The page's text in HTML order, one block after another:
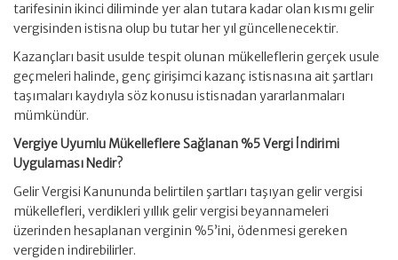
tarifesinin ikinci diliminde yer alan tutara kadar olan kısmı gelir
vergisinden istisna olup bu tutar her yıl güncellenecektir.
Kazançları basit usulde tespit olunan mükelleflerin gerçek usule
geçmeleri halinde, genç girişimci kazanç istisnasına ait şartları
taşımaları kaydıyla söz konusu istisnadan yararlanmaları
mümkündür.
Vergiye Uyumlu Mükelleflere Sağlanan %5 Vergi İndirimi
Uygulaması Nedir?
Gelir Vergisi Kanununda belirtilen şartları taşıyan gelir vergisi
mükellefleri, verdikleri yıllık gelir vergisi beyannameleri
üzerinden hesaplanan verginin %5’ini, ödenmesi gereken
vergiden indirebilirler.